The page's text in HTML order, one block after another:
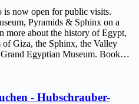
is now open for public visits.
Pyramids & Sphinx on a
more about the history of Egypt,
Giza, the Sphinx, the Valley
Egyptian Museum. Book…
- Hubschrauber-